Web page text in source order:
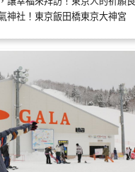
神社！東京飯田橋東京大神宮